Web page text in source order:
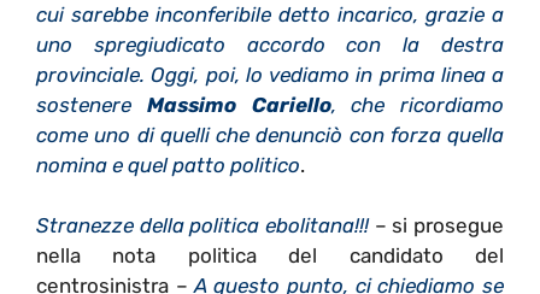
cui sarebbe inconferibile detto incarico, grazie a
uno spregiudicato accordo con la destra
provinciale. Oggi, poi, lo vediamo in prima linea a
sostenere Massimo Cariello, che ricordiamo
come uno di quelli che denunciò con forza quella
nomina e quel patto politico.
Stranezze della politica ebolitana!!!– si prosegue
nella nota politica del candidato del
centrosinistra –A questo punto, ci chiediamo se